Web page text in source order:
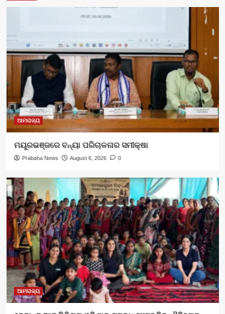
ଆମରାଜ୍ୟ
ମୟୂରଭଞ୍ଜରେ ବନ୍ୟା ପରିଚାଳନାର ସମୀକ୍ଷା
Prabaha News August 6, 2026 0
ଆମରାଜ୍ୟ